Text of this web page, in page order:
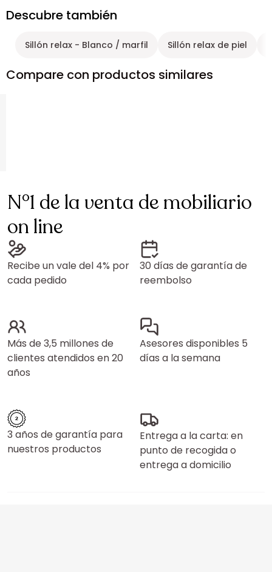
Descubre también
Sillón relax - Blanco / marfil Sillón relax de piel
Compare con productos similares
N°1 de la venta de mobiliario
on line
Recibe un vale del 4% por
cada pedido
30 días de garantía de
reembolso
Más de 3,5 millones de
clientes atendidos en 20
años
Asesores disponibles 5
días a la semana
3 años de garantía para
nuestros productos
Entrega a la carta: en
punto de recogida o
entrega a domicilio